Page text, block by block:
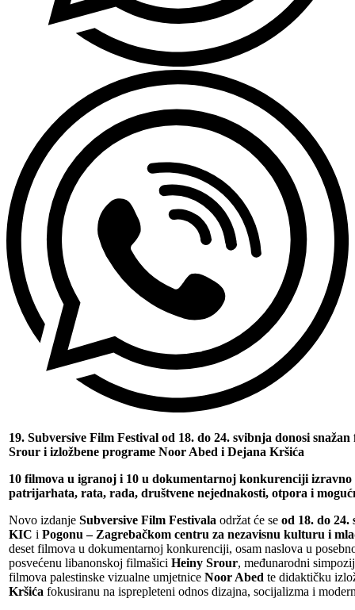
19. Subversive Film Festival od 18. do 24. svibnja donosi
Srour i izložbene programe Noor Abed i Dejana Kršića
10 filmova u igranoj i 10 u dokumentarnoj konkurenciji
patrijarhata, rata, rada, društvene nejednakosti, otpora i
Novo izdanje Subversive Film Festivala održat će se od 18. do 24.
KIC i Pogonu – Zagrebačkom centru za nezavisnu kulturu i
deset filmova u dokumentarnoj konkurenciji, osam naslova u
posvećenu libanonskoj filmašici Heiny Srour, međunarodni
filmova palestinske vizualne umjetnice Noor Abed te didaktičku
Kršića fokusiranu na isprepleteni odnos dizajna, socijalizma i